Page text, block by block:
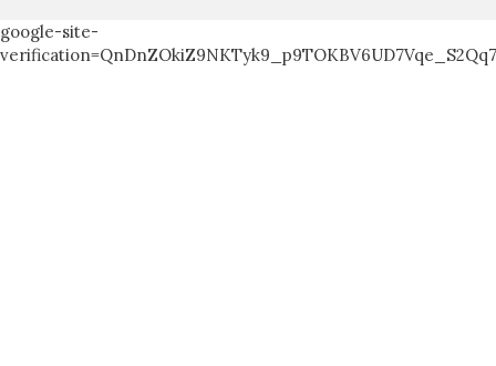
google-site-